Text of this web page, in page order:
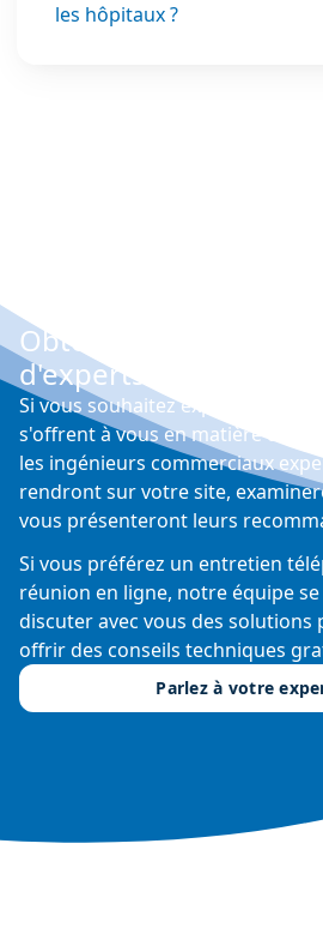
les hôpitaux ?
Obtenez gratuitement
d'experts
Si vous souhaitez explorer les
s'offrent à vous en matière de
les ingénieurs commerciaux
rendront sur votre site,
vous présenteront leurs
Si vous préférez un entretien
réunion en ligne, notre équipe
discuter avec vous des solutions
offrir des conseils techniques
Parlez à votre